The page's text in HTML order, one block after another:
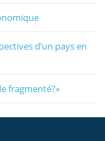
d’un pays en
fragmenté?»